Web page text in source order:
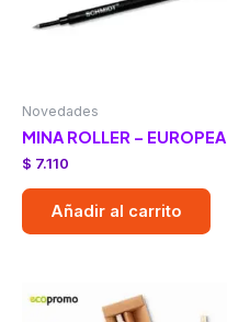
Novedades
MINA ROLLER – EUROPEA
$ 7.110
Añadir al carrito